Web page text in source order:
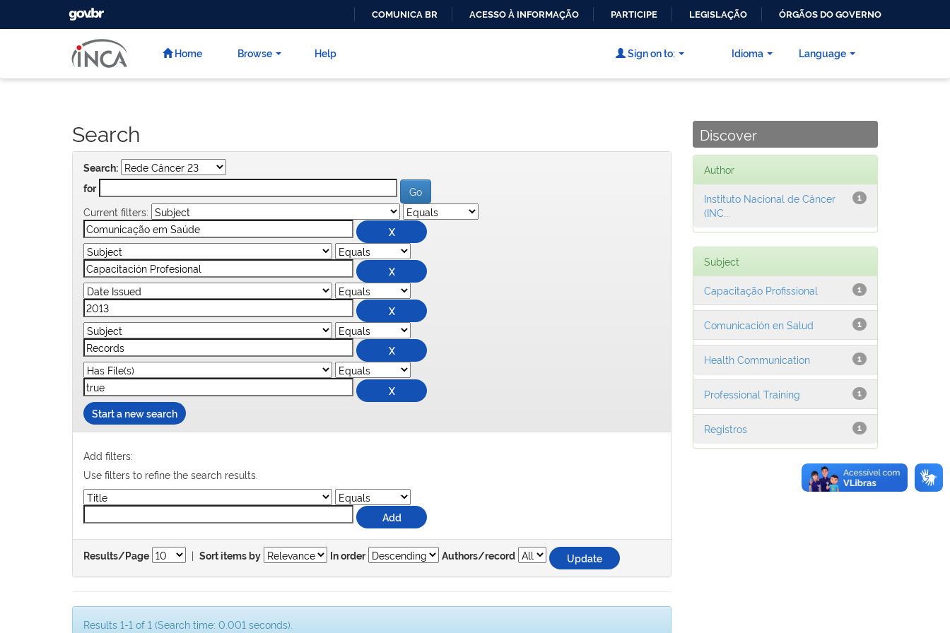
CONTEÚDO
GOVBR
COMUNICA BR ACESSO À INFORMAÇÃO PARTICIPE LEGISLAÇÃO ÓRGÃOS DO GOVERNO
Home Browse Help Language
Sign on to: Idioma
Search
Search:
for
Current filters:
Start a new search
Add filters:
Use filters to refine the search results.
Results/Page | Sort items by In order Authors/record
Results 1-1 of 1 (Search time: 0.001 seconds).
Discover
Author
1
Instituto Nacional de Câncer
(INC...
Subject
1
Capacitação Profissional
1
Comunicación en Salud
1
Health Communication
1
Professional Training
1
Registros